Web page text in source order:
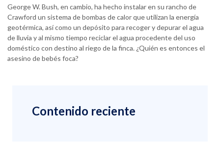
George W. Bush, en cambio, ha hecho instalar en su rancho de
Crawford un sistema de bombas de calor que utilizan la energía
geotérmica, así como un depósito para recoger y depurar el agua
de lluvia y al mismo tiempo reciclar el agua procedente del uso
doméstico con destino al riego de la finca. ¿Quién es entonces el
asesino de bebés foca?
Contenido reciente